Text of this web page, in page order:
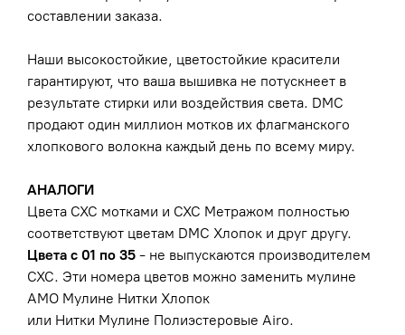
составлении заказа.
Наши высокостойкие, цветостойкие красители
гарантируют, что ваша вышивка не потускнеет в
результате стирки или воздействия света. DMC
продают один миллион мотков их флагманского
хлопкового волокна каждый день по всему миру.
АНАЛОГИ
Цвета CXC мотками и CXC Метражом полностью
соответствуют цветам DMC Хлопок и друг другу.
Цвета с 01 по 35 - не выпускаются производителем
CXC. Эти номера цветов можно заменить мулине
AMO Мулине Нитки Хлопок
или Нитки Мулине Полиэстеровые Airo.